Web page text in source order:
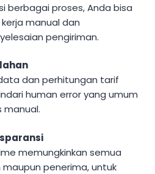
berbagai proses, Anda bisa
manual dan
pengiriman.
dan perhitungan tarif
human error yang umum
manual.
memungkinkan semua
maupun penerima, untuk